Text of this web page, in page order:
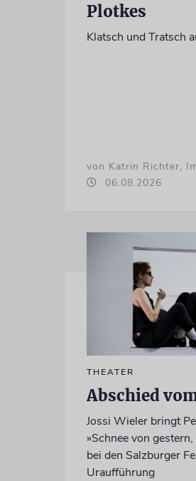
Plotkes
Klatsch und Tratsch
von Katrin Richter,
06.08.2026
THEATER
Abschied
Jossi Wieler bringt
»Schnee von
bei den Salzburger
Uraufführung